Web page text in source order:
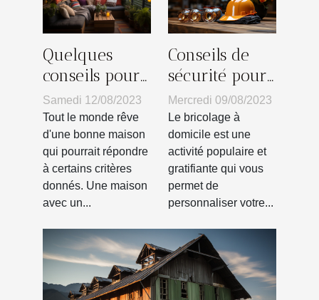
Quelques
conseils pour
bien profiter
du petit
espace de son
balcon
Samedi 12/08/2023
Tout le monde rêve
d'une bonne maison
qui pourrait répondre
à certains critères
donnés. Une maison
avec un...
Conseils de
sécurité pour
le bricolage à
domicile
Mercredi 09/08/2023
Le bricolage à
domicile est une
activité populaire et
gratifiante qui vous
permet de
personnaliser votre...